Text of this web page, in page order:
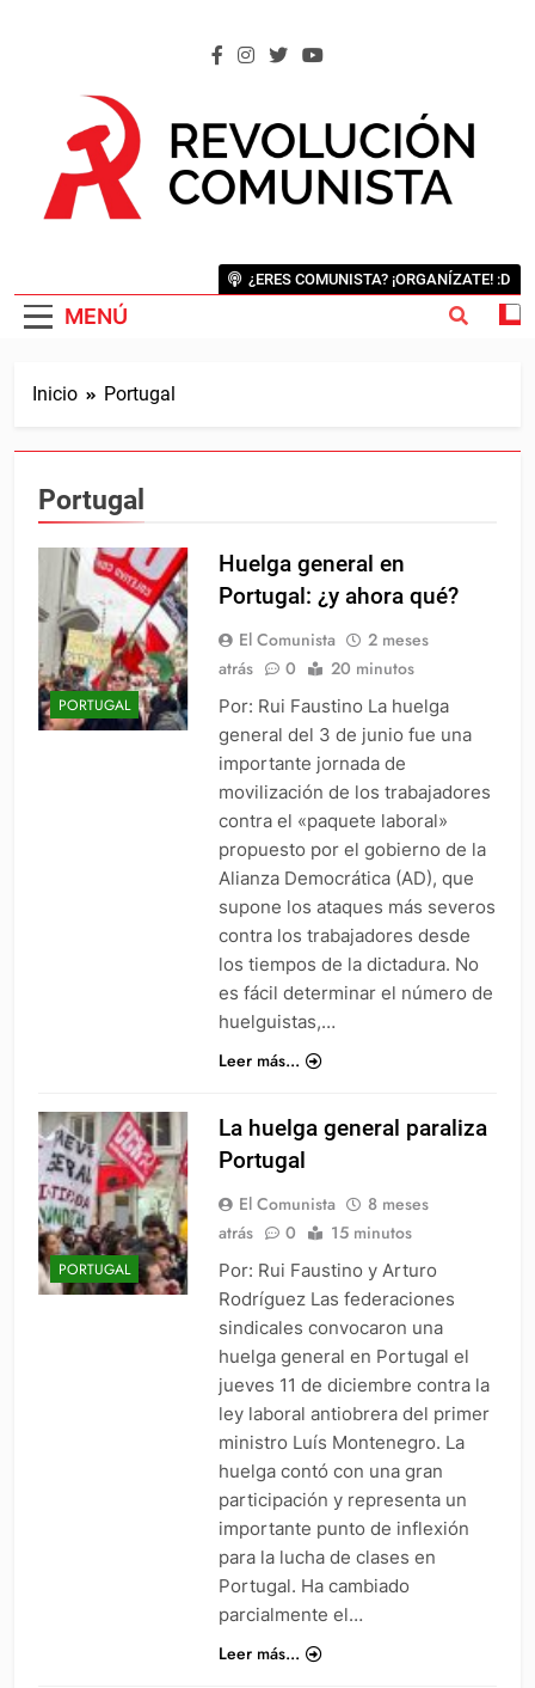
MENÚ
¿ERES COMUNISTA? ¡ORGANÍZATE! :D
Inicio Portugal
Portugal
PORTUGAL
Huelga general en
Portugal: ¿y ahora qué?
El Comunista
2 meses
atrás
0 20 minutos
Por: Rui Faustino La huelga
general del 3 de junio fue una
importante jornada de
movilización de los trabajadores
contra el «paquete laboral»
propuesto por el gobierno de la
Alianza Democrática (AD), que
supone los ataques más severos
contra los trabajadores desde
los tiempos de la dictadura. No
es fácil determinar el número de
huelguistas,…
Leer más...
PORTUGAL
La huelga general paraliza
Portugal
El Comunista
8 meses
atrás
0 15 minutos
Por: Rui Faustino y Arturo
Rodríguez Las federaciones
sindicales convocaron una
huelga general en Portugal el
jueves 11 de diciembre contra la
ley laboral antiobrera del primer
ministro Luís Montenegro. La
huelga contó con una gran
participación y representa un
importante punto de inflexión
para la lucha de clases en
Portugal. Ha cambiado
parcialmente el…
Leer más...